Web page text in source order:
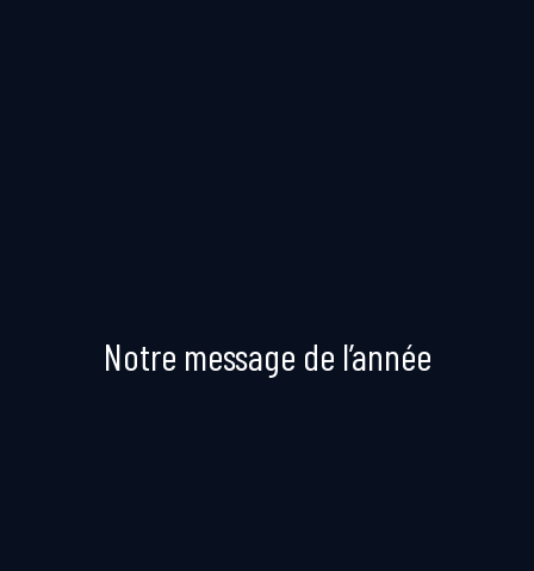
Notre message de l’année